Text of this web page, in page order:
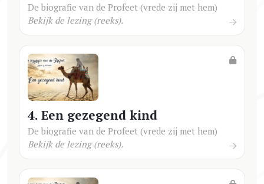
De biografie van de Profeet (vrede zij met hem)
Bekijk de lezing (reeks).
4. Een gezegend kind
De biografie van de Profeet (vrede zij met hem)
Bekijk de lezing (reeks).